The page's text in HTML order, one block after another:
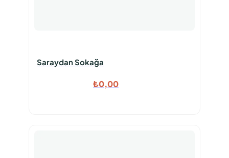
Saraydan Sokağa
₺0,00